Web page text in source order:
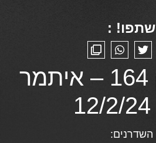
שתפו! :
סן פטרוק 164 – איתמר
השדרנים: